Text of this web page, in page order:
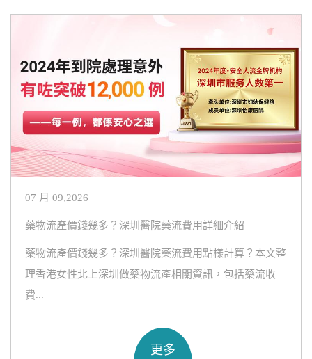
07 月 09,2026
藥物流產價錢幾多？深圳醫院藥流費用詳細介紹
藥物流產價錢幾多？深圳醫院藥流費用點樣計算？本文整
理香港女性北上深圳做藥物流產相關資訊，包括藥流收
費...
更多